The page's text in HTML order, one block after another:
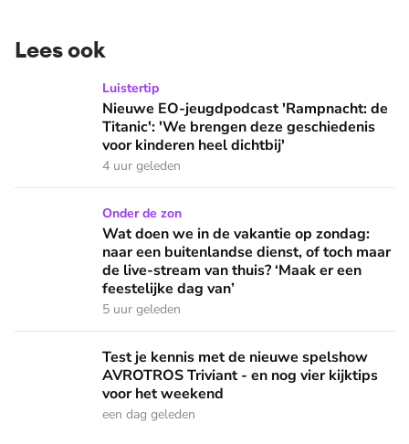
Lees ook
Nieuwe EO-jeugdpodcast 'Rampnacht: de Titanic': 'We
Luistertip
Nieuwe EO-jeugdpodcast 'Rampnacht: de
Titanic': 'We brengen deze geschiedenis
voor kinderen heel dichtbij'
4 uur geleden
Wat doen we in de vakantie op zondag: naar een
Onder de zon
Wat doen we in de vakantie op zondag:
naar een buitenlandse dienst, of toch maar
de live-stream van thuis? ‘Maak er een
feestelijke dag van’
5 uur geleden
Test je kennis met de nieuwe spelshow AVROTROS
Test je kennis met de nieuwe spelshow
AVROTROS Triviant - en nog vier kijktips
voor het weekend
een dag geleden